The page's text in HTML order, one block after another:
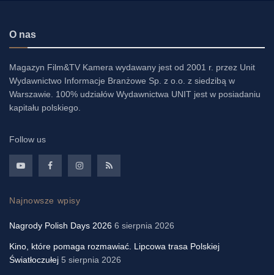
O nas
Magazyn Film&TV Kamera wydawany jest od 2001 r. przez Unit
Wydawnictwo Informacje Branżowe Sp. z o.o. z siedzibą w
Warszawie. 100% udziałów Wydawnictwa UNIT jest w posiadaniu
kapitału polskiego.
Follow us
Najnowsze wpisy
Nagrody Polish Days 2026 6 sierpnia 2026
Kino, które pomaga rozmawiać. Lipcowa trasa Polskiej
Światłoczułej 5 sierpnia 2026